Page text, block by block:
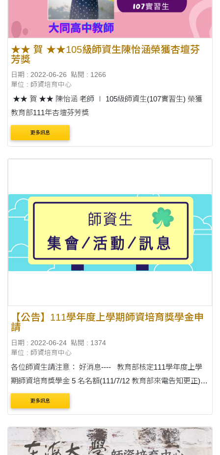
★★ 賀 ★★105級師資生陳怡涵榮獲杏壇芬
芳獎
日期 : 2022-06-26
點閱 : 1266
單位 : 師資培育中心
★★ 賀 ★★ 陳怡涵 老師 ∣ 105級師資生(107實習生) 榮獲
教育部111年杏壇芬芳獎
更多訊息
【公告】111學年度上學期師資培育獎學金申
請
日期 : 2022-06-24 點閱 : 1374
單位 : 師資培育中心
各位師資生請注意： 好消息---- 教育部核定111學年度上學
期師資培育獎學金 5 名名額(111/7/12 教育部來電告知更正)
請領月份：111年8月至112年1月(共計6個月) 獎學金金額：
每月8000元 &....
更多訊息